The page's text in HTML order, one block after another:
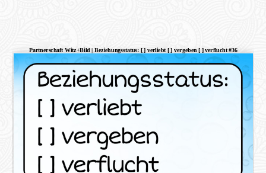
Partnerschaft Witz+Bild | Beziehungsstatus: [ ] verliebt [ ] vergeben [ ] verflucht #36